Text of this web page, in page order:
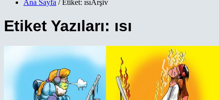
Ana Sayfa / Etiket: ısıArşiv
Etiket Yazıları: ısı